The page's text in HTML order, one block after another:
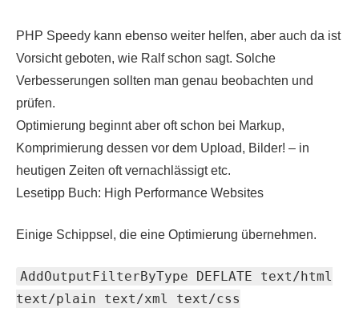
PHP Speedy kann ebenso weiter helfen, aber auch da ist
Vorsicht geboten, wie Ralf schon sagt. Solche
Verbesserungen sollten man genau beobachten und
prüfen.
Optimierung beginnt aber oft schon bei Markup,
Komprimierung dessen vor dem Upload, Bilder! – in
heutigen Zeiten oft vernachlässigt etc.
Lesetipp Buch: High Performance Websites
Einige Schippsel, die eine Optimierung übernehmen.
AddOutputFilterByType DEFLATE text/html
text/plain text/xml text/css